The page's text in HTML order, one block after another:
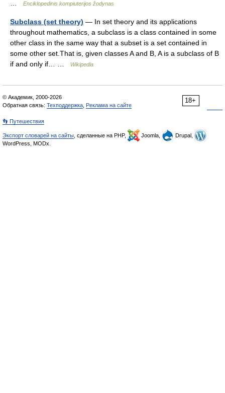
Enciklopedinis kompiuterijos žodynas
Subclass (set theory) — In set theory and its applications
throughout mathematics, a subclass is a class contained in some
other class in the same way that a subset is a set contained in
some other set.That is, given classes A and B, A is a subclass of B
if and only if… …
Wikipedia
18+
© Академик, 2000-2026
Обратная связь: Техподдержка Реклама на сайте
👣 Путешествия
Экспорт словарей на сайты , сделанные на PHP, Joomla,
Drupal,
WordPress, MODx.